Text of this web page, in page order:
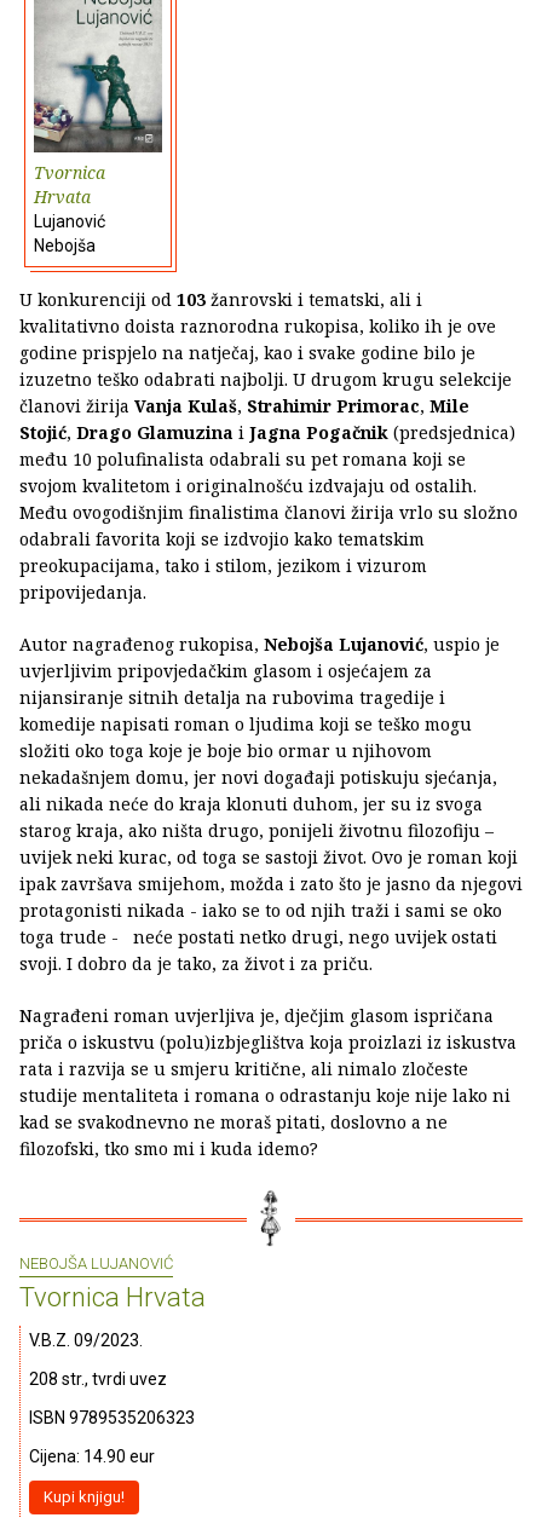
Tvornica
Hrvata
Lujanović
Nebojša
U konkurenciji od 103 žanrovski i tematski, ali i
kvalitativno doista raznorodna rukopisa, koliko ih je ove
godine prispjelo na natječaj, kao i svake godine bilo je
izuzetno teško odabrati najbolji. U drugom krugu selekcije
članovi žirija Vanja Kulaš, Strahimir Primorac, Mile
Stojić, Drago Glamuzina i Jagna Pogačnik (predsjednica)
među 10 polufinalista odabrali su pet romana koji se
svojom kvalitetom i originalnošću izdvajaju od ostalih.
Među ovogodišnjim finalistima članovi žirija vrlo su složno
odabrali favorita koji se izdvojio kako tematskim
preokupacijama, tako i stilom, jezikom i vizurom
pripovijedanja.
Autor nagrađenog rukopisa, Nebojša Lujanović, uspio je
uvjerljivim pripovjedačkim glasom i osjećajem za
nijansiranje sitnih detalja na rubovima tragedije i
komedije napisati roman o ljudima koji se teško mogu
složiti oko toga koje je boje bio ormar u njihovom
nekadašnjem domu, jer novi događaji potiskuju sjećanja,
ali nikada neće do kraja klonuti duhom, jer su iz svoga
starog kraja, ako ništa drugo, ponijeli životnu filozofiju –
uvijek neki kurac, od toga se sastoji život. Ovo je roman koji
ipak završava smijehom, možda i zato što je jasno da njegovi
protagonisti nikada - iako se to od njih traži i sami se oko
toga trude - neće postati netko drugi, nego uvijek ostati
svoji. I dobro da je tako, za život i za priču.
Nagrađeni roman uvjerljiva je, dječjim glasom ispričana
priča o iskustvu (polu)izbjeglištva koja proizlazi iz iskustva
rata i razvija se u smjeru kritične, ali nimalo zločeste
studije mentaliteta i romana o odrastanju koje nije lako ni
kad se svakodnevno ne moraš pitati, doslovno a ne
filozofski, tko smo mi i kuda idemo?
NEBOJŠA LUJANOVIĆ
Tvornica Hrvata
V.B.Z. 09/2023.
208 str., tvrdi uvez
ISBN 9789535206323
Cijena: 14.90 eur
Kupi knjigu!